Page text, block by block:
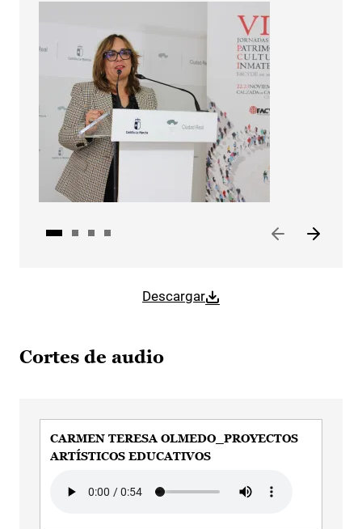
Descargar
Cortes de audio
CARMEN TERESA OLMEDO_PROYECTOS
ARTÍSTICOS EDUCATIVOS